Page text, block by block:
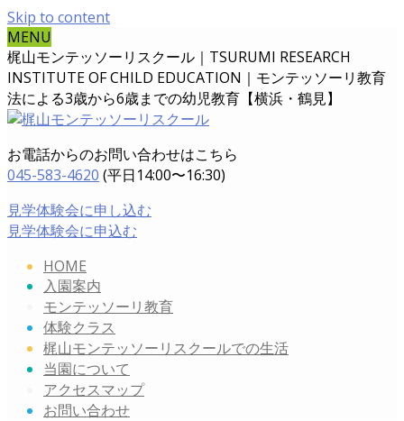
Skip to content
MENU
梶山モンテッソーリスクール｜TSURUMI RESEARCH
INSTITUTE OF CHILD EDUCATION｜ モンテッソーリ教育
法による3歳から6歳までの幼児教育【横浜・鶴見】
お電話からのお問い合わせはこちら
045-583-4620 (平日14:00〜16:30)
見学体験会に申し込む
見学体験会に申込む
HOME
入園案内
モンテッソーリ教育
体験クラス
梶山モンテッソーリスクールでの生活
当園について
アクセスマップ
お問い合わせ